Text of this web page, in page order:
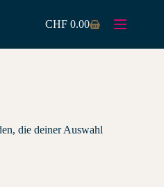
Warenkorb
CHF 0.00
die deiner Auswahl